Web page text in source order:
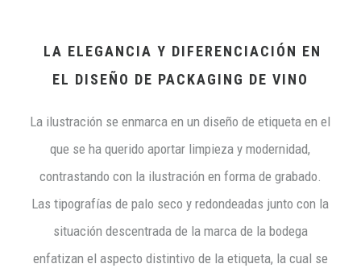
LA ELEGANCIA Y DIFERENCIACIÓN EN
EL DISEÑO DE PACKAGING DE VINO
La ilustración se enmarca en un diseño de etiqueta en el
que se ha querido aportar limpieza y modernidad,
contrastando con la ilustración en forma de grabado.
Las tipografías de palo seco y redondeadas junto con la
situación descentrada de la marca de la bodega
enfatizan el aspecto distintivo de la etiqueta, la cual se